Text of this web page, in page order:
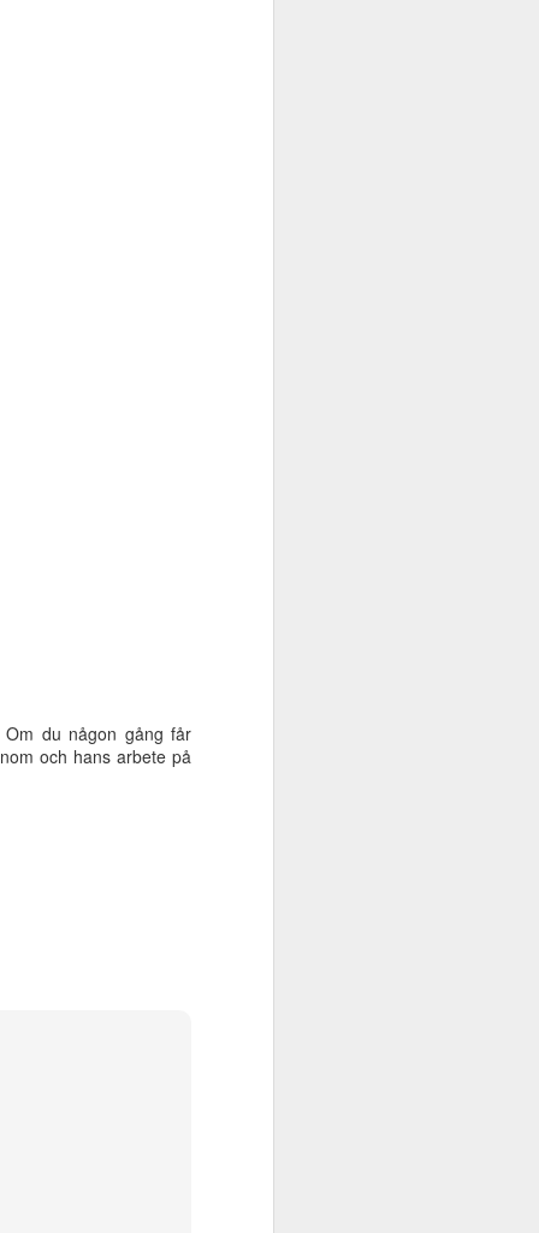
du någon gång får
och hans arbete på